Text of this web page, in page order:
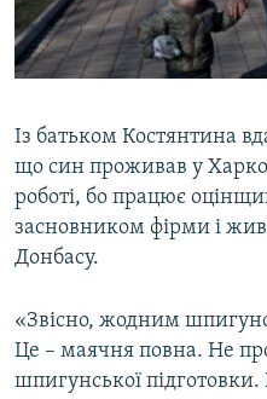
​Із батьком Костянтина
що син проживав у
роботі, бо працює
засновником фірми і
Донбасу.
«Звісно, жодним
Це – маячня повна. Не
шпигунської підготовки.